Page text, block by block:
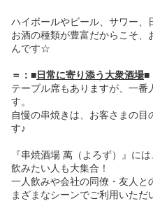
ハイボールやビール、サワー、
お酒の種類が豊富だからこそ
んです☆
＝：■日常に寄り添う大衆酒場■
テーブル席もありますが、一
す。
自慢の串焼きは、お客さまの目
す♪
『串焼酒場 萬（よろず）』に
飲みたい人も大集合！
一人飲みや会社の同僚・友人と
まざまなシーンでご利用いただ